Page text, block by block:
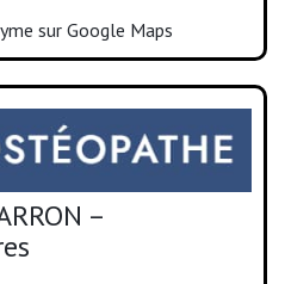
sur Google Maps
–